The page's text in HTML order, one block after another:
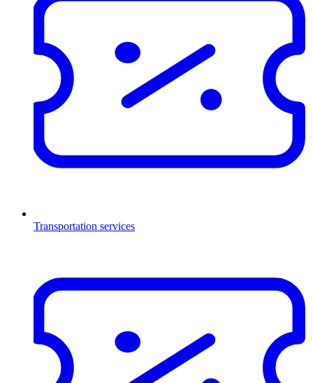
Transportation services